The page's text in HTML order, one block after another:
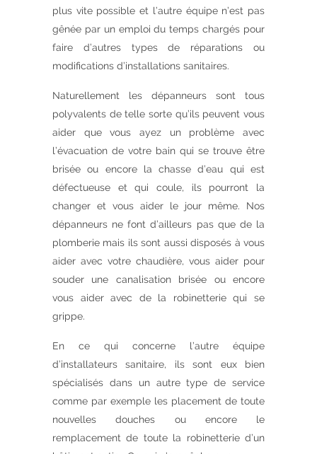
plus vite possible et l’autre équipe n’est pas
gênée par un emploi du temps chargés pour
faire d’autres types de réparations ou
modifications d’installations sanitaires.
Naturellement les dépanneurs sont tous
polyvalents de telle sorte qu’ils peuvent vous
aider que vous ayez un problème avec
l’évacuation de votre bain qui se trouve être
brisée ou encore la chasse d’eau qui est
défectueuse et qui coule, ils pourront la
changer et vous aider le jour même. Nos
dépanneurs ne font d’ailleurs pas que de la
plomberie mais ils sont aussi disposés à vous
aider avec votre chaudière, vous aider pour
souder une canalisation brisée ou encore
vous aider avec de la robinetterie qui se
grippe.
En ce qui concerne l’autre équipe
d’installateurs sanitaire, ils sont eux bien
spécialisés dans un autre type de service
comme par exemple les placement de toute
nouvelles douches ou encore le
remplacement de toute la robinetterie d’un